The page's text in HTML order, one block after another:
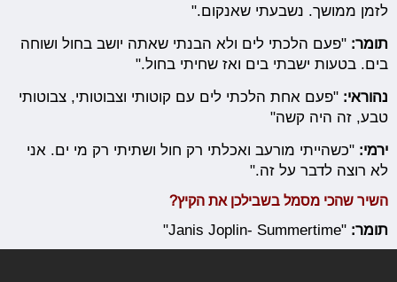
לזמן ממושך. נשבעתי שאנקום."
תומר: "פעם הלכתי לים ולא הבנתי שאתה יושב בחול ושוחה
בים. בטעות ישבתי בים ואז שחיתי בחול."
נהוראי: "פעם אחת הלכתי לים עם קוטותי וצבוטותי, צבוטותי
טבע, זה היה קשה"
ירמי: "כשהייתי מורעב ואכלתי רק חול ושתיתי רק מי ים. אני
לא רוצה לדבר על זה."
השיר שהכי מסמל בשבילכן את הקיץ?
תומר: "Janis Joplin- Summertime"